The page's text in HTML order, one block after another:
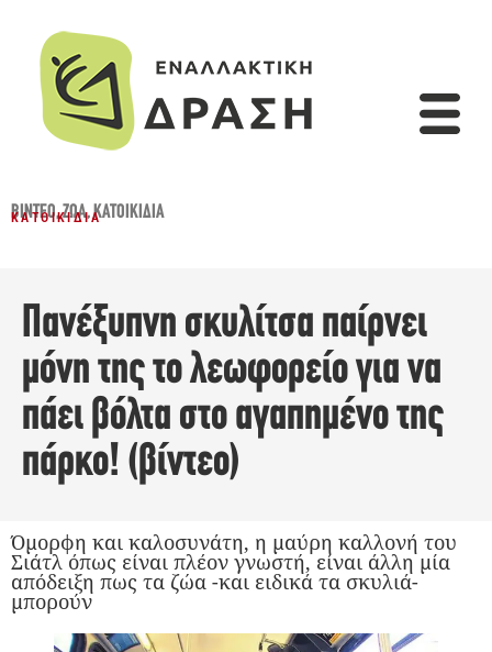
ΒΊΝΤΕΟ,ΖΏΑ,ΚΑΤΟΙΚΊΔΙΑ
ΚΑΤΟΙΚΊΔΙΑ
Πανέξυπνη σκυλίτσα παίρνει
μόνη της το λεωφορείο για να
πάει βόλτα στο αγαπημένο της
πάρκο! (βίντεο)
Όμορφη και καλοσυνάτη, η μαύρη καλλονή του
Σιάτλ όπως είναι πλέον γνωστή, είναι άλλη μία
απόδειξη πως τα ζώα -και ειδικά τα σκυλιά-
μπορούν